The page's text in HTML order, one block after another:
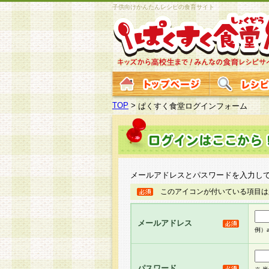
子供向けかんたんレシピの食育サイト
TOP >ぱくすく食堂ログインフォーム
メールアドレスとパスワードを入力し
このアイコンが付いている項目
メールアドレス
例）